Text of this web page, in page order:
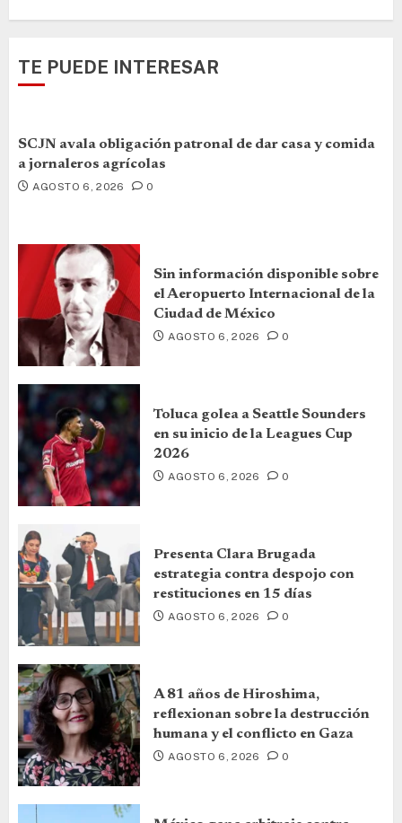
TE PUEDE INTERESAR
SCJN avala obligación patronal de dar casa y comida
a jornaleros agrícolas
AGOSTO 6, 2026 0
Sin información disponible sobre
el Aeropuerto Internacional de la
Ciudad de México
AGOSTO 6, 2026 0
Toluca golea a Seattle Sounders
en su inicio de la Leagues Cup
2026
AGOSTO 6, 2026 0
Presenta Clara Brugada
estrategia contra despojo con
restituciones en 15 días
AGOSTO 6, 2026 0
A 81 años de Hiroshima,
reflexionan sobre la destrucción
humana y el conflicto en Gaza
AGOSTO 6, 2026 0